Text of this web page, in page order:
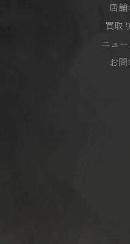
店
買取
ニュ
お